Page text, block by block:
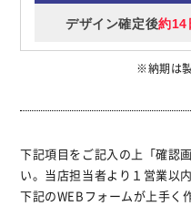
デザイン確定後約14
※納期は
下記項目をご記入の上「確認
い。当店担当者より１営業以
下記のWEBフォームが上手く